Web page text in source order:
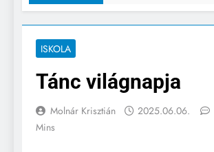
ISKOLA
Tánc világnapja
Molnár Krisztián 2025.06.06.
Mins